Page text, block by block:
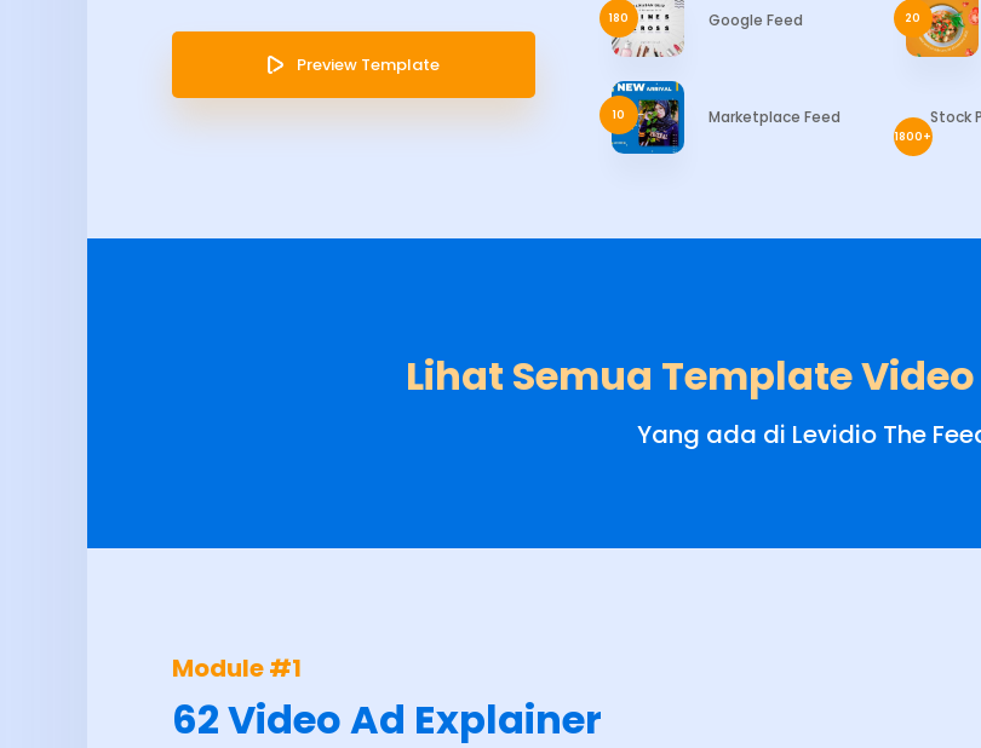
Preview Template
180 Google Feed 20
10 Marketplace Feed
1800+
Stock
Lihat Semua Template
Yang ada di Levidio The
Module #1
62 Video Ad Explainer